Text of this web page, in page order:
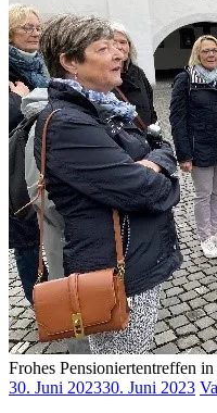
Frohes Pensioniertentreffen
30. Juni 202330. Juni 2023